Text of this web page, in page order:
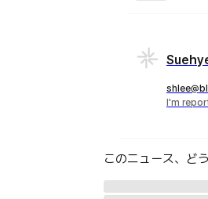
I'm
このニュース、ど